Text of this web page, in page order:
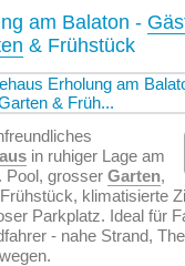
am Balaton -
& Frühstück
in ruhiger Lage am
Pool, grosser Garten,
klimatisierte
Parkplatz. Ideal für
- nahe Strand,